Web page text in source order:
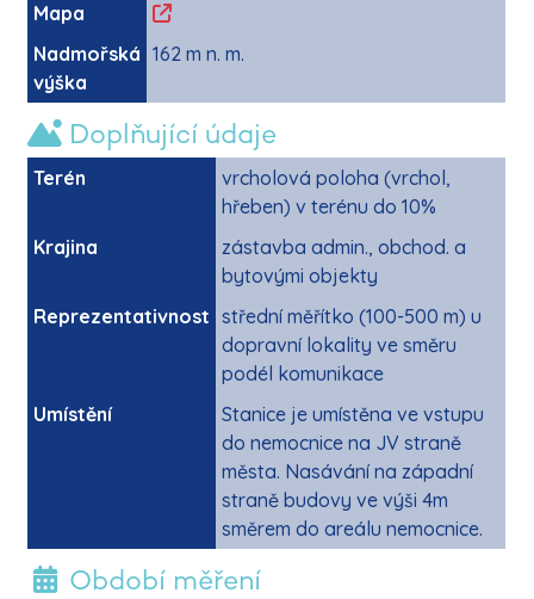
Mapa
Nadmořská
výška
162 m n. m.
Doplňující údaje
Terén
vrcholová poloha (vrchol,
hřeben) v terénu do 10%
Krajina
zástavba admin., obchod. a
bytovými objekty
Reprezentativnost střední měřítko (100-500 m) u
dopravní lokality ve směru
podél komunikace
Umístění
Stanice je umístěna ve vstupu
do nemocnice na JV straně
města. Nasávání na západní
straně budovy ve výši 4m
směrem do areálu nemocnice.
Období měření